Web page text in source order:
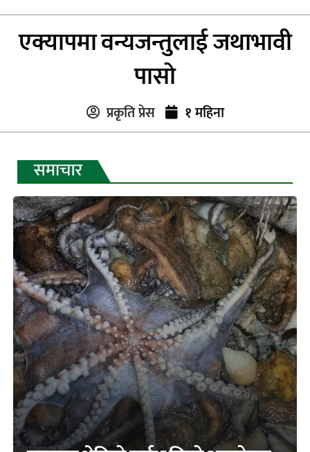
एक्यापमा वन्यजन्तुलाई जथाभावी
पासो
प्रकृति प्रेस १ महिना